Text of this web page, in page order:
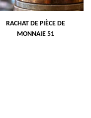
RACHAT DE PIÈCE DE
MONNAIE 51